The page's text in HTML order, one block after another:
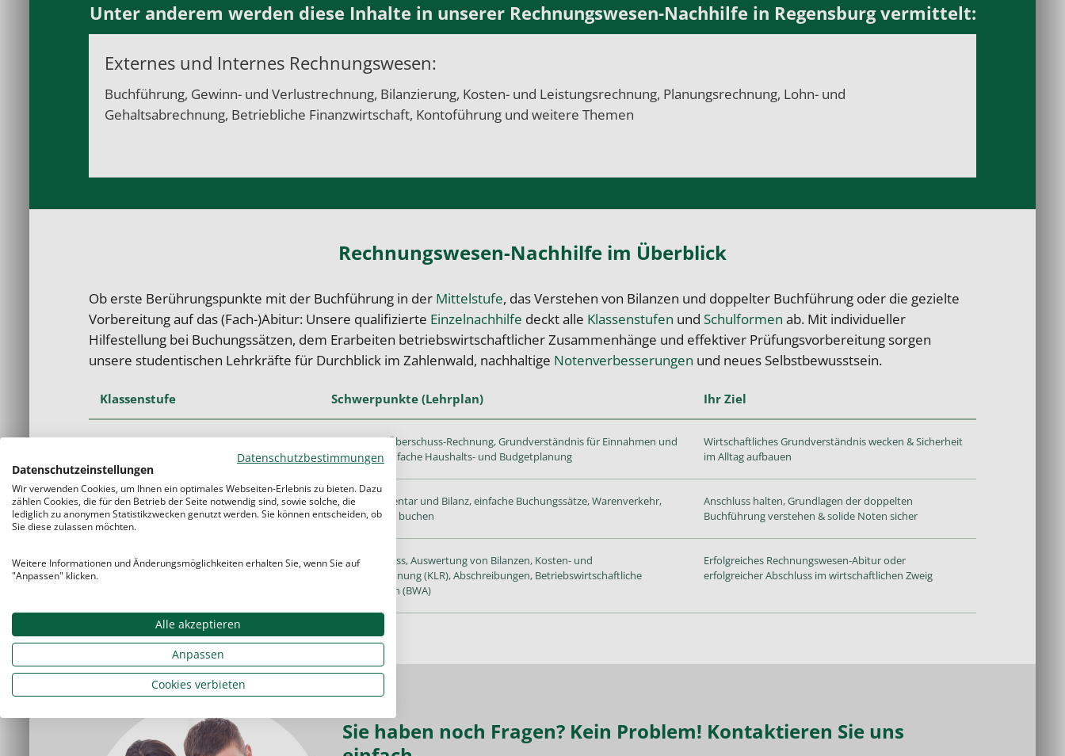
Unter anderem werden diese Inhalte in unserer Rechnungswesen-Nachhilfe in Regensburg vermittelt:
Externes und Internes Rechnungswesen:
Buchführung, Gewinn- und Verlustrechnung, Bilanzierung, Kosten- und Leistungsrechnung, Planungsrechnung, Lohn- und
Gehaltsabrechnung, Betriebliche Finanzwirtschaft, Kontoführung und weitere Themen
Rechnungswesen-Nachhilfe im Überblick
Ob erste Berührungspunkte mit der Buchführung in der Mittelstufe, das Verstehen von Bilanzen und doppelter Buchführung oder die gezielte
Vorbereitung auf das (Fach-)Abitur: Unsere qualifizierte Einzelnachhilfe deckt alle Klassenstufen und Schulformen ab. Mit individueller
Hilfestellung bei Buchungssätzen, dem Erarbeiten betriebswirtschaftlicher Zusammenhänge und effektiver Prüfungsvorbereitung sorgen
unsere studentischen Lehrkräfte für Durchblick im Zahlenwald, nachhaltige Notenverbesserungen und neues Selbstbewusstsein.
Klassenstufe Schwerpunkte (Lehrplan) Ihr Ziel
Mittelstufe / Einstieg
Einnahmen-Überschuss-Rechnung, Grundverständnis für Einnahmen und
Ausgaben, einfache Haushalts- und Budgetplanung
Wirtschaftliches Grundverständnis wecken & Sicherheit
im Alltag aufbauen
Sekundarstufe I (8–10)
Inventur, Inventar und Bilanz, einfache Buchungssätze, Warenverkehr,
Geschäftsfälle buchen
Anschluss halten, Grundlagen der doppelten
Buchführung verstehen & solide Noten sicher
Sekundarstufe II (Q1–Q2 / Berufl.
Jahresabschluss, Auswertung von Bilanzen, Kosten- und
Leistungsrechnung (KLR), Abschreibungen, Betriebswirtschaftliche
Auswertungen (BWA)
Erfolgreiches Rechnungswesen-Abitur oder
erfolgreicher Abschluss im wirtschaftlichen Zweig
Sie haben noch Fragen? Kein Problem! Kontaktieren Sie uns
Datenschutzbestimmungen
Datenschutzeinstellungen
Wir verwenden Cookies, um Ihnen ein optimales Webseiten-Erlebnis zu bieten. Dazu
zählen Cookies, die für den Betrieb der Seite notwendig sind, sowie solche, die
lediglich zu anonymen Statistikzwecken genutzt werden. Sie können entscheiden, ob
Sie diese zulassen möchten.
Weitere Informationen und Änderungsmöglichkeiten erhalten Sie, wenn Sie auf
"Anpassen" klicken.
Alle akzeptieren
Anpassen
Cookies verbieten